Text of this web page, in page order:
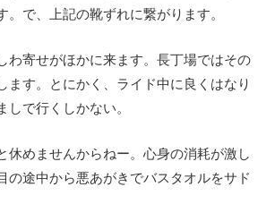
。で、上記の靴ずれに繋がります。
わ寄せがほかに来ます。長丁場ではその
ます。とにかく、ライド中に良くはなり
しで行くしかない。
休めませんからねー。心身の消耗が激し
の途中から悪あがきでバスタオルをサド